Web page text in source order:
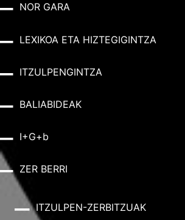
NOR GARA
LEXIKOA ETA HIZTEGIGINTZA
ITZULPENGINTZA
BALIABIDEAK
I+G+b
ZER BERRI
ITZULPEN-ZERBITZUAK